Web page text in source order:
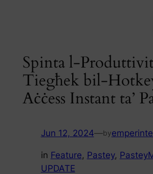
Spinta l-
Tiegħek bil-
Aċċess Instant ta’
Jun 12, 2024—by
in Feature, Pastey,
UPDATE